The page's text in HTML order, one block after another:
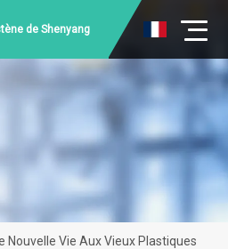
de Shenyang
Nouvelle Vie Aux Vieux Plastiques